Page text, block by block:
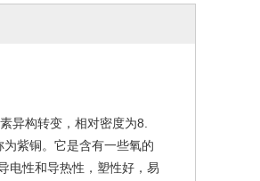
异构转变，相对密度为8.
紫铜。它是含有一些氧的
电性和导热性，塑性好，易